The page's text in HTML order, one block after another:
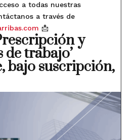
a todas nuestras
a través de
📩
y
de trabajo’
bajo suscripción,